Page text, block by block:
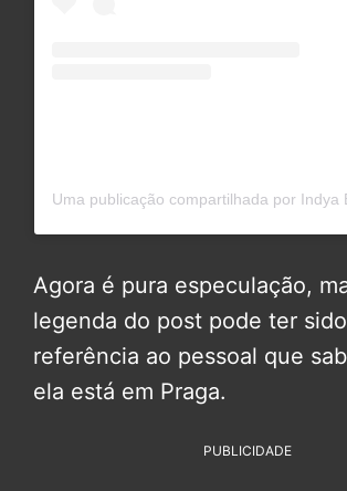
Agora é pura especulação,
legenda do post pode ter
referência ao pessoal que
ela está em Praga.
PUBLICIDADE